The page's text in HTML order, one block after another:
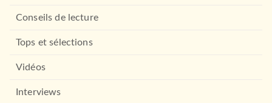
Conseils de lecture
Tops et sélections
Vidéos
Interviews